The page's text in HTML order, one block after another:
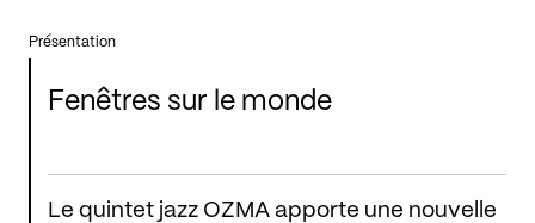
Présentation
Fenêtres sur le monde
Le quintet jazz OZMA apporte une nouvelle